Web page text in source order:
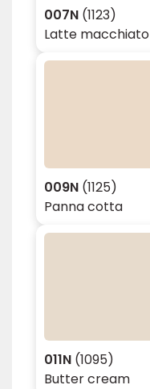
007N (1123)
Latte macchiato
009N (1125)
Panna cotta
011N (1095)
Butter cream